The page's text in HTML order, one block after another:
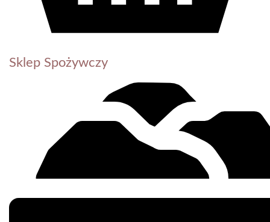
Sklep Spożywczy